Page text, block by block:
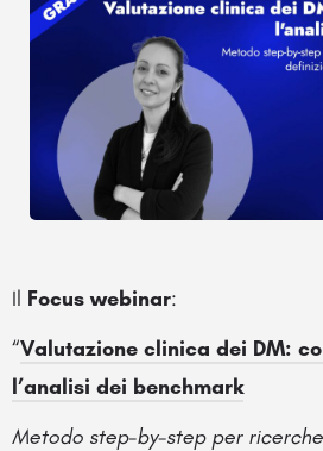
Il Focus webinar:
“Valutazione clinica dei DM:
l’analisi dei benchmark
Metodo step-by-step per